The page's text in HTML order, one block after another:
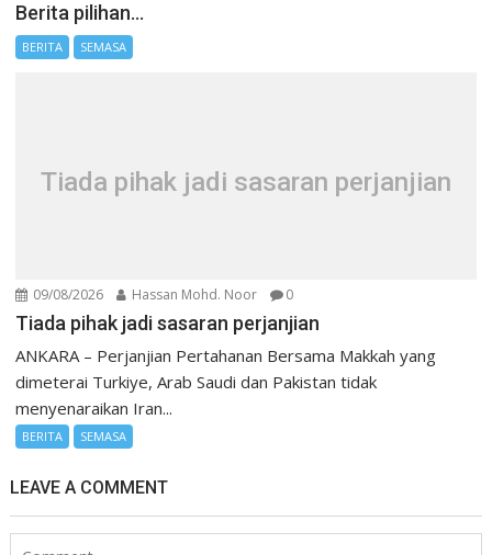
Berita pilihan…
BERITA SEMASA
Tiada pihak jadi sasaran perjanjian
09/08/2026 Hassan Mohd. Noor 0
Tiada pihak jadi sasaran perjanjian
ANKARA – Perjanjian Pertahanan Bersama Makkah yang
dimeterai Turkiye, Arab Saudi dan Pakistan tidak
menyenaraikan Iran...
BERITA SEMASA
LEAVE A COMMENT